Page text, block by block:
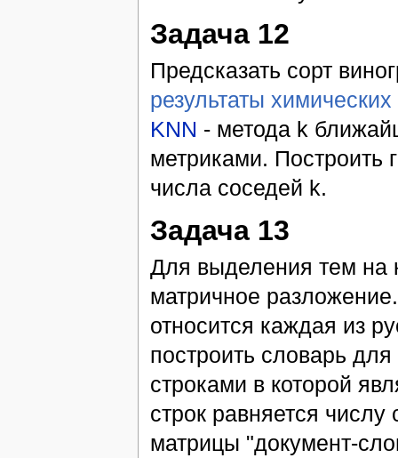
Задача 12
Предсказать сорт
результаты
KNN - метода k
метриками. Построить
числа соседей k.
Задача 13
Для выделения тем на
матричное
относится каждая из
построить словарь
строками в которой
строк равняется
матрицы "документ-